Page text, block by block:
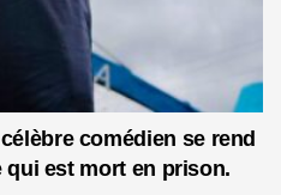
comédien se rend
qui est mort en prison.